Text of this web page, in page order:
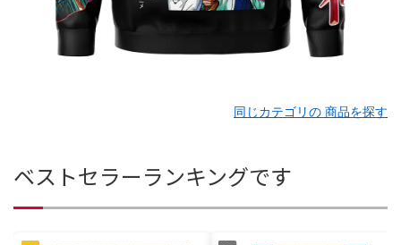
同じカテゴリの 商品を探す
ベストセラーランキングです